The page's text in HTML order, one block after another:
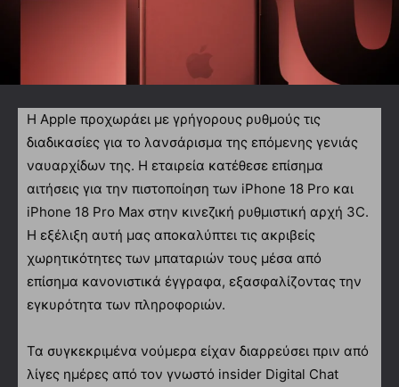
Η Apple προχωράει με γρήγορους ρυθμούς τις
διαδικασίες για το λανσάρισμα της επόμενης γενιάς
ναυαρχίδων της. Η εταιρεία κατέθεσε επίσημα
αιτήσεις για την πιστοποίηση των iPhone 18 Pro και
iPhone 18 Pro Max στην κινεζική ρυθμιστική αρχή 3C.
Η εξέλιξη αυτή μας αποκαλύπτει τις ακριβείς
χωρητικότητες των μπαταριών τους μέσα από
επίσημα κανονιστικά έγγραφα, εξασφαλίζοντας την
εγκυρότητα των πληροφοριών.
Τα συγκεκριμένα νούμερα είχαν διαρρεύσει πριν από
λίγες ημέρες από τον γνωστό insider Digital Chat